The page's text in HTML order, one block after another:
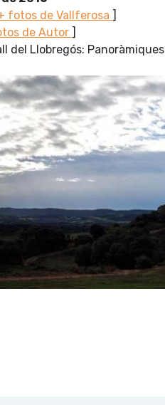
fotos de Vallferosa ]
de Autor ]
del Llobregós: Panoràmiques